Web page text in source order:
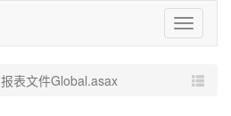
爱
易
报表文件Global.asax